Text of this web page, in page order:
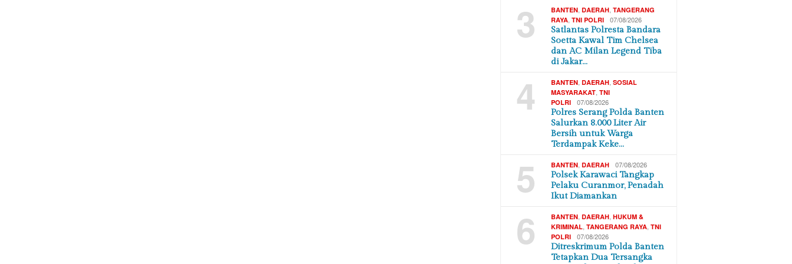
3 BANTEN ,DAERAH ,TANGERANG
RAYA ,TNI POLRI 07/08/2026
Satlantas Polresta Bandara
Soetta Kawal Tim Chelsea
dan AC Milan Legend Tiba
di Jakar…
4 BANTEN ,DAERAH ,SOSIAL
MASYARAKAT ,TNI
POLRI
07/08/2026
Polres Serang Polda Banten
Salurkan 8.000 Liter Air
Bersih untuk Warga
Terdampak Keke…
5 BANTEN ,DAERAH 07/08/2026
Polsek Karawaci Tangkap
Pelaku Curanmor, Penadah
Ikut Diamankan
6 BANTEN ,DAERAH ,HUKUM &
KRIMINAL ,TANGERANG RAYA ,TNI
POLRI
07/08/2026
Ditreskrimum Polda Banten
Tetapkan Dua Tersangka